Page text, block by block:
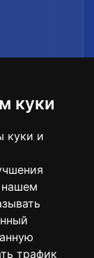
куки
куки и
нашем
трафик
para
su
deportivas.